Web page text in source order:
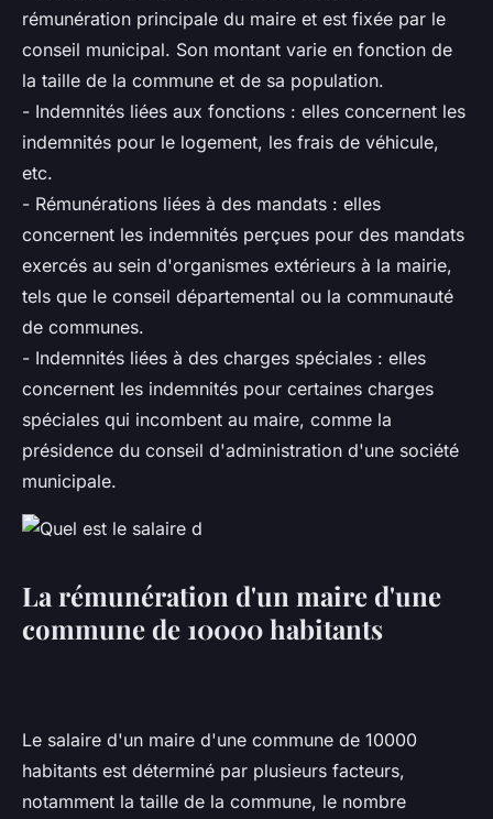
rémunération principale du maire et est fixée par le
conseil municipal. Son montant varie en fonction de
la taille de la commune et de sa population.
- Indemnités liées aux fonctions : elles concernent les
indemnités pour le logement, les frais de véhicule,
etc.
- Rémunérations liées à des mandats : elles
concernent les indemnités perçues pour des mandats
exercés au sein d'organismes extérieurs à la mairie,
tels que le conseil départemental ou la communauté
de communes.
- Indemnités liées à des charges spéciales : elles
concernent les indemnités pour certaines charges
spéciales qui incombent au maire, comme la
présidence du conseil d'administration d'une société
municipale.
La rémunération d'un maire d'une
commune de 10000 habitants
Le salaire d'un maire d'une commune de 10000
habitants est déterminé par plusieurs facteurs,
notamment la taille de la commune, le nombre